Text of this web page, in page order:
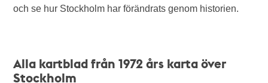
och se hur Stockholm har förändrats genom historien.
Alla kartblad från 1972 års karta över
Stockholm